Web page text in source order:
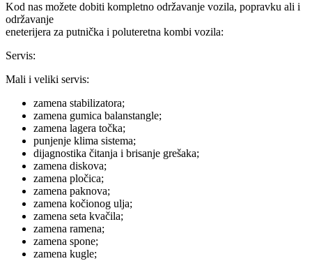
Kod nas možete dobiti kompletno održavanje vozila, popravku ali i
održavanje
eneterijera za putnička i poluteretna kombi vozila:
Servis:
Mali i veliki servis:
zamena stabilizatora;
zamena gumica balanstangle;
zamena lagera točka;
punjenje klima sistema;
dijagnostika čitanja i brisanje grešaka;
zamena diskova;
zamena pločica;
zamena paknova;
zamena kočionog ulja;
zamena seta kvačila;
zamena ramena;
zamena spone;
zamena kugle;